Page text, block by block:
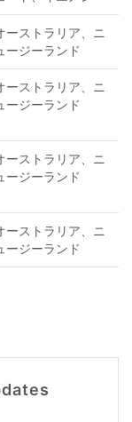
ーストラリア、ニ
ージーランド
ーストラリア、ニ
ージーランド
ーストラリア、ニ
ージーランド
ーストラリア、ニ
ージーランド